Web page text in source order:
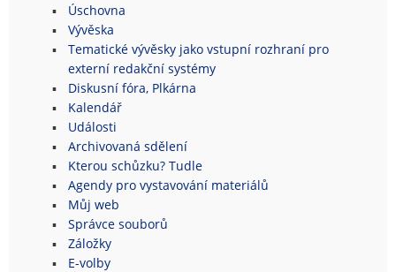
Úschovna
Vývěska
Tematické vývěsky jako vstupní rozhraní pro
externí redakční systémy
Diskusní fóra, Plkárna
Kalendář
Události
Archivovaná sdělení
Kterou schůzku? Tudle
Agendy pro vystavování materiálů
Můj web
Správce souborů
Záložky
E-volby